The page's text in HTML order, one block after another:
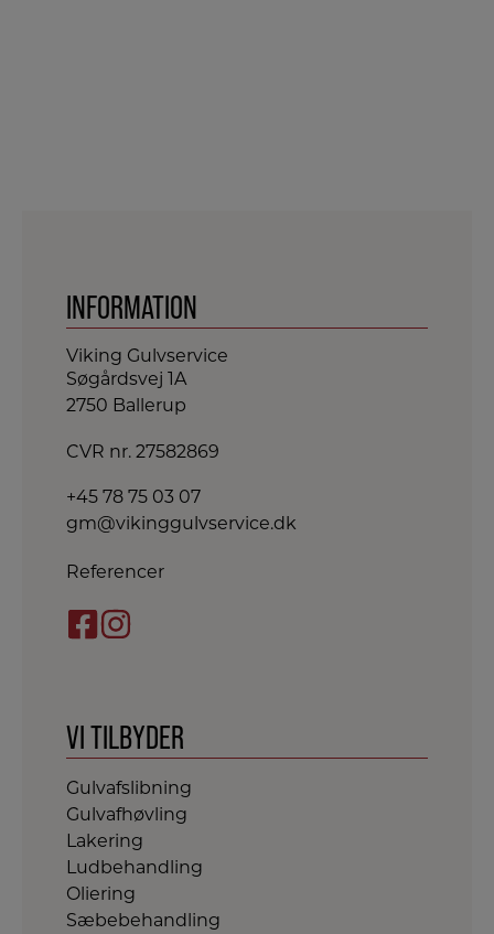
INFORMATION
Viking Gulvservice
Søgårdsvej 1A
2750 Ballerup​
CVR nr. 27582869
+45 78 75 03 07
gm@vikinggulvservice.dk
Referencer
VI TILBYDER
Gulvafslibning
Gulvafhøvling
Lakering
Ludbehandling
Oliering
Sæbebehandling